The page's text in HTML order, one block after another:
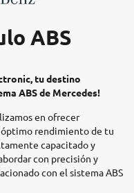
ABS
tu destino
ABS de Mercedes!
en ofrecer
óptimo rendimiento de tu
capacitado y
con precisión y
con el sistema ABS